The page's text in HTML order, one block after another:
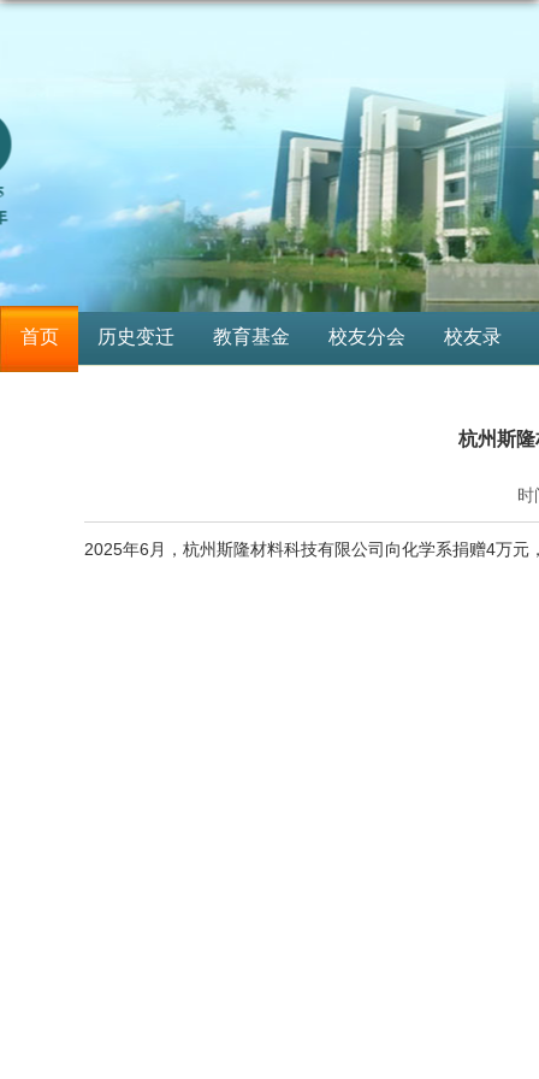
首页 历史变迁 教育基金 校友分会 校友录
杭州斯
时
2025年6月， 杭州斯隆材料科技有限公司 向化学系捐赠4万元